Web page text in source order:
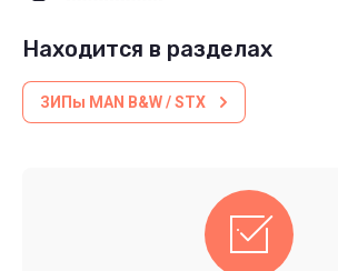
Находится в разделах
ЗИПы MAN B&W / STX